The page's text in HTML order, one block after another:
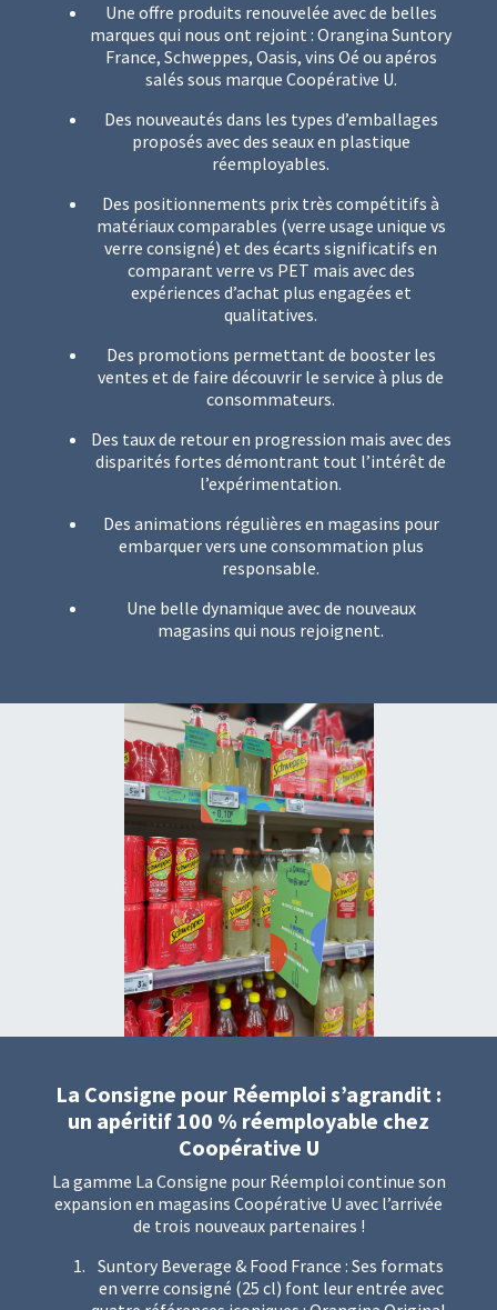
Une offre produits renouvelée avec de belles
marques qui nous ont rejoint : Orangina Suntory
France, Schweppes, Oasis, vins Oé ou apéros
salés sous marque Coopérative U.
Des nouveautés dans les types d’emballages
proposés avec des seaux en plastique
réemployables.
Des positionnements prix très compétitifs à
matériaux comparables (verre usage unique vs
verre consigné) et des écarts significatifs en
comparant verre vs PET mais avec des
expériences d’achat plus engagées et
qualitatives.
Des promotions permettant de booster les
ventes et de faire découvrir le service à plus de
consommateurs.
Des taux de retour en progression mais avec des
disparités fortes démontrant tout l’intérêt de
l’expérimentation.
Des animations régulières en magasins pour
embarquer vers une consommation plus
responsable.
Une belle dynamique avec de nouveaux
magasins qui nous rejoignent.
La Consigne pour Réemploi s’agrandit :
un apéritif 100 % réemployable chez
Coopérative U
La gamme La Consigne pour Réemploi continue son
expansion en magasins Coopérative U avec l’arrivée
de trois nouveaux partenaires !
Suntory Beverage & Food France : Ses formats
en verre consigné (25 cl) font leur entrée avec